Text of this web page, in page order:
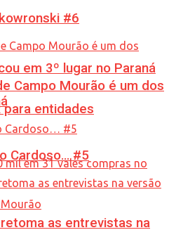
em 3º lugar no Paraná
para entidades
#6
Campo Mourão é um dos
Cardoso… #5
retoma as entrevistas na